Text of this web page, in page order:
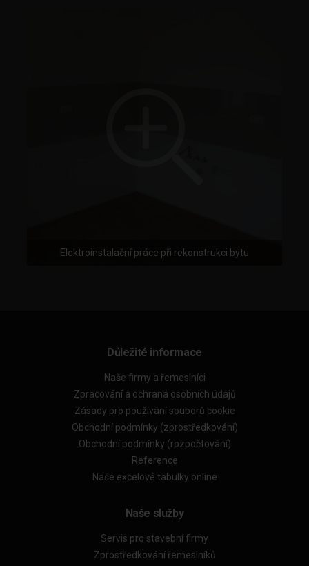
Elektroinstalační práce při rekonstrukci bytu
Důležité informace
Naše firmy a řemeslníci
Zpracování a ochrana osobních údajů
Zásady pro používání souborů cookie
Obchodní podmínky (zprostředkování)
Obchodní podmínky (rozpočtování)
Reference
Naše excelové tabulky online
Naše služby
Servis pro stavební firmy
Zprostředkování řemeslníků